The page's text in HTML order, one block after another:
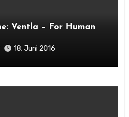
Ventla – For Human
18. Juni 2016